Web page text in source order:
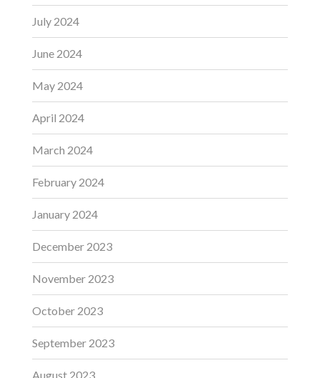
July 2024
June 2024
May 2024
April 2024
March 2024
February 2024
January 2024
December 2023
November 2023
October 2023
September 2023
August 2023